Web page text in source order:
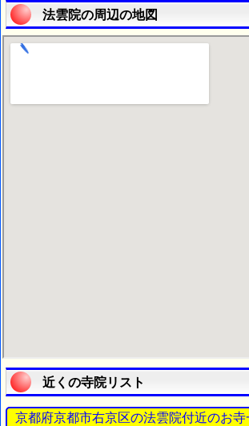
法雲院の周辺の地図
近くの寺院リスト
京都府京都市右京区の法雲院付近のお寺